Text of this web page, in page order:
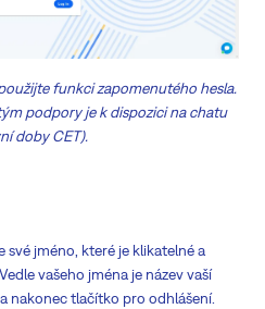
funkci zapomenutého hesla.
podpory je k dispozici na chatu
doby CET).
jméno, které je klikatelné a
vašeho jména je název vaší
nakonec tlačítko pro odhlášení.